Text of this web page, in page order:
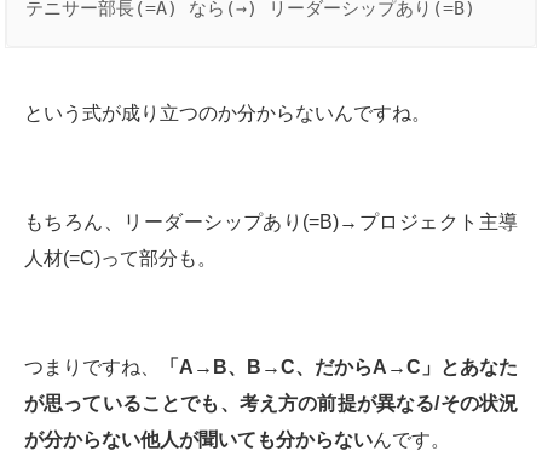
テニサー部長(=A) なら(→) リーダーシップあり(=B)
という式が成り立つのか分からないんですね。
もちろん、リーダーシップあり(=B)→プロジェクト主導
人材(=C)って部分も。
つまりですね、 「 A→B、 B→C、だからA→C 」とあなた
が思っていることでも、考え方の前提が異なる/その状況
が分からない他人が聞いても分からないんです。